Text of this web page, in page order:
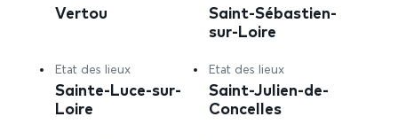
Vertou
Saint-Sébastien-
sur-Loire
Etat des lieux
Sainte-Luce-sur-
Loire
Etat des lieux
Saint-Julien-de-
Concelles